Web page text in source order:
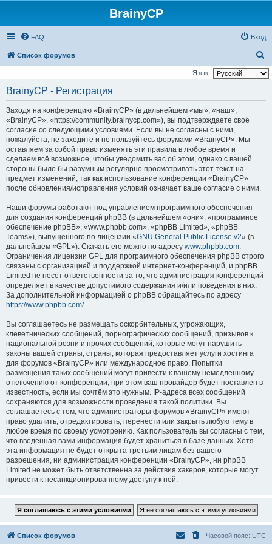
BrainyCP
FAQ Вход
Список форумов
о
Язык:
BrainyCP - Регистрация
Заходя на конференцию «BrainyCP» (в дальнейшем «мы», «наш»,
«BrainyCP», «https://community.brainycp.com»), вы подтверждаете своё
согласие со следующими условиями. Если вы не согласны с ними,
пожалуйста, не заходите и не пользуйтесь форумами «BrainyCP». Мы
оставляем за собой право изменять эти правила в любое время и
сделаем всё возможное, чтобы уведомить вас об этом, однако с вашей
стороны было бы разумным регулярно просматривать этот текст на
предмет изменений, так как использование конференции «BrainyCP»
после обновления/исправления условий означает ваше согласие с ними.
Наши форумы работают под управлением программного обеспечения
для создания конференций phpBB (в дальнейшем «они», «программное
обеспечение phpBB», «www.phpbb.com», «phpBB Limited», «phpBB
Teams»), выпущенного по лицензии «GNU General Public License v2» (в
дальнейшем «GPL»). Скачать его можно по адресу www.phpbb.com.
Ограничения лицензии GPL для программного обеспечения phpBB строго
связаны с организацией и поддержкой интернет-конференций, и phpBB
Limited не несёт ответственности за то, что администрация конференций
определяет в качестве допустимого содержания и/или поведения в них.
За дополнительной информацией о phpBB обращайтесь по адресу
https://www.phpbb.com/.
Вы соглашаетесь не размещать оскорбительных, угрожающих,
клеветнических сообщений, порнографических сообщений, призывов к
национальной розни и прочих сообщений, которые могут нарушить
законы вашей страны, страны, которая предоставляет услуги хостинга
для форумов «BrainyCP» или международное право. Попытки
размещения таких сообщений могут привести к вашему немедленному
отключению от конференции, при этом ваш провайдер будет поставлен в
известность, если мы сочтём это нужным. IP-адреса всех сообщений
сохраняются для возможности проведения такой политики. Вы
соглашаетесь с тем, что администраторы форумов «BrainyCP» имеют
право удалить, отредактировать, перенести или закрыть любую тему в
любое время по своему усмотрению. Как пользователь вы согласны с тем,
что введённая вами информация будет храниться в базе данных. Хотя
эта информация не будет открыта третьим лицам без вашего
разрешения, ни администрация конференции «BrainyCP», ни phpBB
Limited не может быть ответственна за действия хакеров, которые могут
привести к несанкционированному доступу к ней.
Список форумов Часовой пояс: UTC